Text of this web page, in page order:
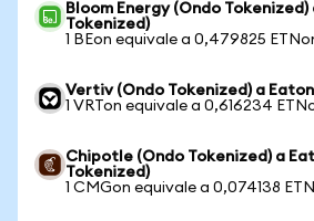
Bloom Energy (Ondo
Tokenized)
1 BEon equivale a 0,479825
Vertiv (Ondo Tokenized) a
1 VRTon equivale a 0,616234
Chipotle (Ondo Tokenized) a
Tokenized)
1 CMGon equivale a 0,074138